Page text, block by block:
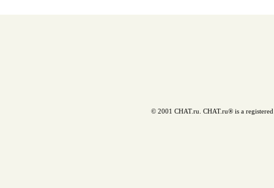
© 2001 CHAT.ru. CHAT.ru® is a